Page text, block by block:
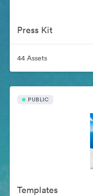
Press Kit
44 Assets
PUBLIC
Templates